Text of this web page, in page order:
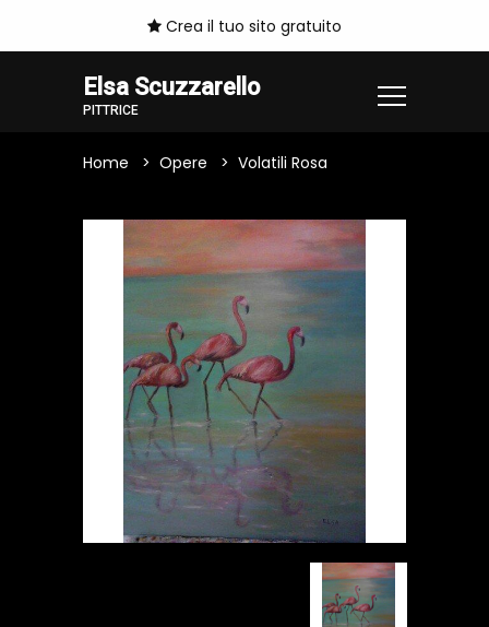
Crea il tuo sito gratuito
Elsa Scuzzarello
PITTRICE
Home Opere Volatili Rosa